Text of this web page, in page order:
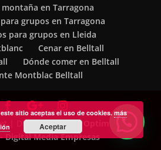
en Tarragona
grupos en Tarragona
para grupos en Lleida
Cenar en Belltall
Dónde comer en Belltall
Montblac Belltall
| Diseño webSoft Optimiza
Digital Media Empresas
sitio aceptas el uso de cookies.más
Aceptar